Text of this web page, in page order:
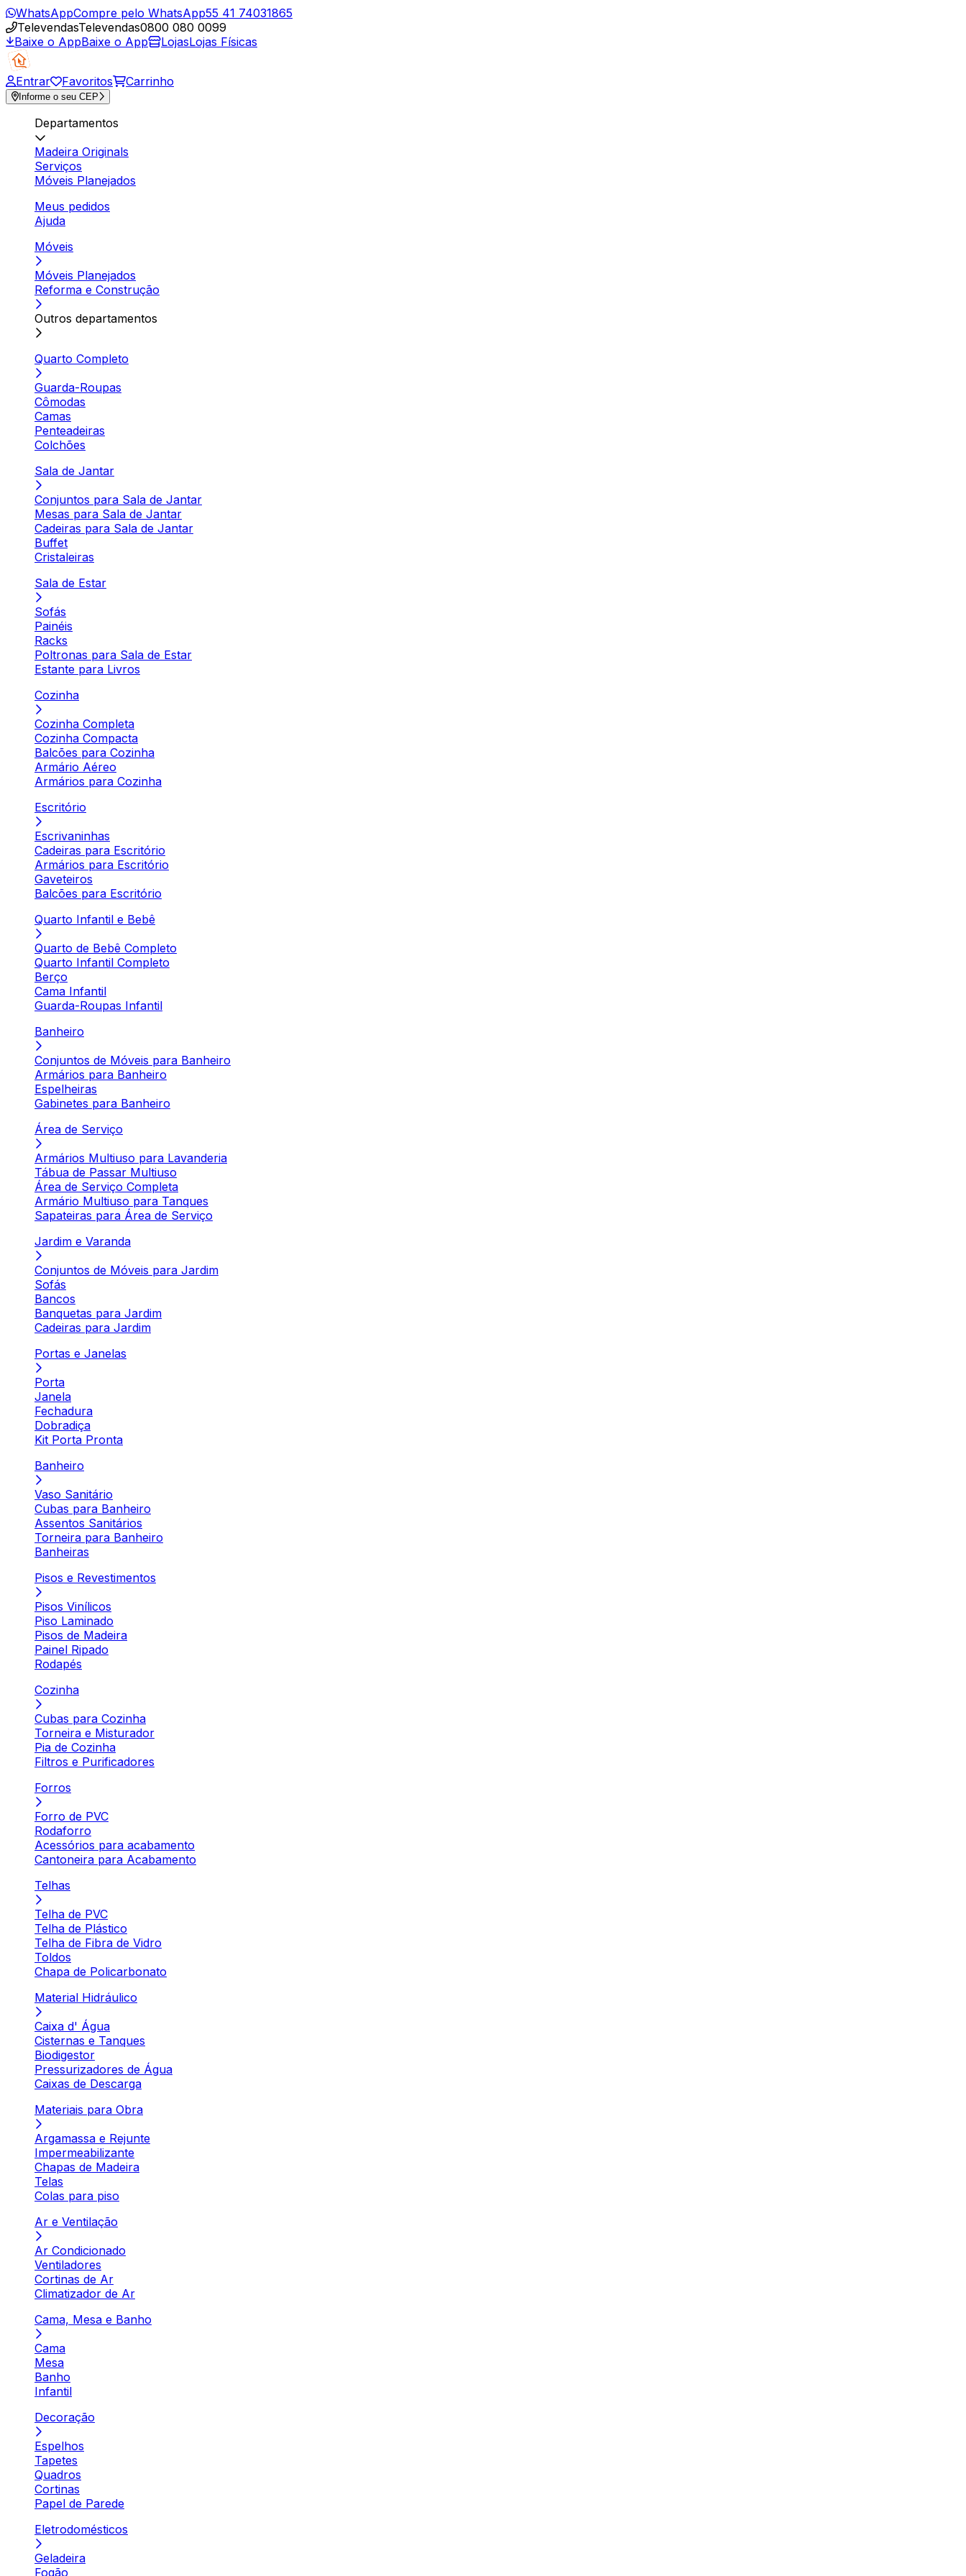
WhatsAppCompre pelo WhatsApp55 41 74031865
TelevendasTelevendas0800 080 0099
Baixe o AppBaixe o App LojasLojas Físicas
Entrar Favoritos Carrinho
Informe o seu CEP
Departamentos
Madeira Originals
Serviços
Móveis Planejados
Meus pedidos
Ajuda
Móveis
Móveis Planejados
Reforma e Construção
Outros departamentos
Quarto Completo
Guarda-Roupas
Cômodas
Camas
Penteadeiras
Colchões
Sala de Jantar
Conjuntos para Sala de Jantar
Mesas para Sala de Jantar
Cadeiras para Sala de Jantar
Buffet
Cristaleiras
Sala de Estar
Sofás
Painéis
Racks
Poltronas para Sala de Estar
Estante para Livros
Cozinha
Cozinha Completa
Cozinha Compacta
Balcões para Cozinha
Armário Aéreo
Armários para Cozinha
Escritório
Escrivaninhas
Cadeiras para Escritório
Armários para Escritório
Gaveteiros
Balcões para Escritório
Quarto Infantil e Bebê
Quarto de Bebê Completo
Quarto Infantil Completo
Berço
Cama Infantil
Guarda-Roupas Infantil
Banheiro
Conjuntos de Móveis para Banheiro
Armários para Banheiro
Espelheiras
Gabinetes para Banheiro
Área de Serviço
Armários Multiuso para Lavanderia
Tábua de Passar Multiuso
Área de Serviço Completa
Armário Multiuso para Tanques
Sapateiras para Área de Serviço
Jardim e Varanda
Conjuntos de Móveis para Jardim
Sofás
Bancos
Banquetas para Jardim
Cadeiras para Jardim
Portas e Janelas
Porta
Janela
Fechadura
Dobradiça
Kit Porta Pronta
Banheiro
Vaso Sanitário
Cubas para Banheiro
Assentos Sanitários
Torneira para Banheiro
Banheiras
Pisos e Revestimentos
Pisos Vinílicos
Piso Laminado
Pisos de Madeira
Painel Ripado
Rodapés
Cozinha
Cubas para Cozinha
Torneira e Misturador
Pia de Cozinha
Filtros e Purificadores
Forros
Forro de PVC
Rodaforro
Acessórios para acabamento
Cantoneira para Acabamento
Telhas
Telha de PVC
Telha de Plástico
Telha de Fibra de Vidro
Toldos
Chapa de Policarbonato
Material Hidráulico
Caixa d' Água
Cisternas e Tanques
Biodigestor
Pressurizadores de Água
Caixas de Descarga
Materiais para Obra
Argamassa e Rejunte
Impermeabilizante
Chapas de Madeira
Telas
Colas para piso
Ar e Ventilação
Ar Condicionado
Ventiladores
Cortinas de Ar
Climatizador de Ar
Cama, Mesa e Banho
Cama
Mesa
Banho
Infantil
Decoração
Espelhos
Tapetes
Quadros
Cortinas
Papel de Parede
Eletrodomésticos
Geladeira
Fogão